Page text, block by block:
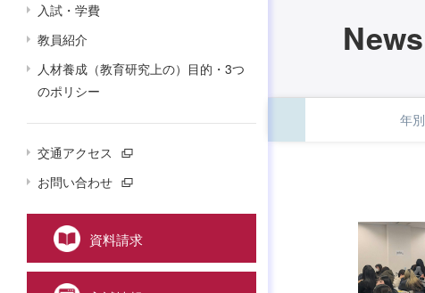
入試・学費
教員紹介
人材養成（教育研究上の）目的・3つ
のポリシー
交通アクセス
お問い合わせ
資料請求
News
年別